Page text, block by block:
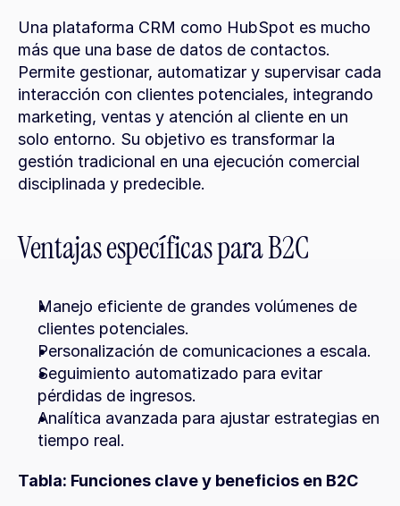
Una plataforma CRM como HubSpot es mucho
más que una base de datos de contactos.
Permite gestionar, automatizar y supervisar cada
interacción con clientes potenciales, integrando
marketing, ventas y atención al cliente en un
solo entorno. Su objetivo es transformar la
gestión tradicional en una ejecución comercial
disciplinada y predecible.
Ventajas específicas para B2C
Manejo eficiente de grandes volúmenes de
clientes potenciales.
Personalización de comunicaciones a escala.
Seguimiento automatizado para evitar
pérdidas de ingresos.
Analítica avanzada para ajustar estrategias en
tiempo real.
Tabla: Funciones clave y beneficios en B2C